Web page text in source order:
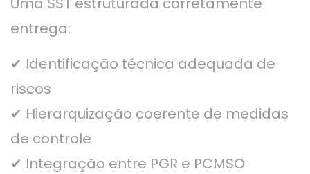
entrega:
✔ Identificação técnica adequada de
riscos
✔ Hierarquização coerente de medidas
de controle
✔ Integração entre PGR e PCMSO